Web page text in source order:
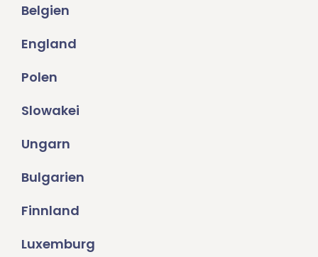
Belgien
England
Polen
Slowakei
Ungarn
Bulgarien
Finnland
Luxemburg